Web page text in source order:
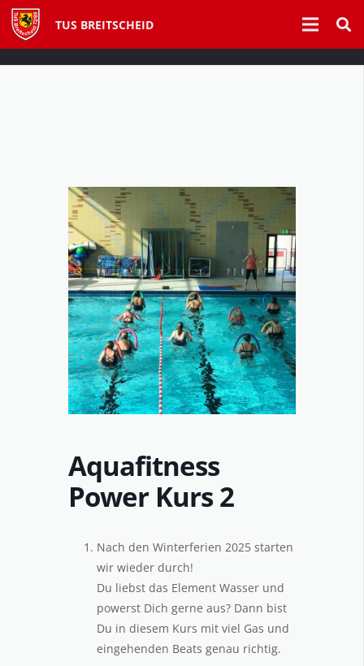
TUS BREITSCHEID
Aquafitness
Power Kurs 2
Nach den Winterferien 2025 starten
wir wieder durch!
Du liebst das Element Wasser und
powerst Dich gerne aus? Dann bist
Du in diesem Kurs mit viel Gas und
eingehenden Beats genau richtig.